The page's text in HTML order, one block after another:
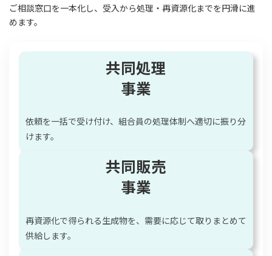
ご相談窓口を一本化し、受入から処理・再資源化までを円滑に進
めます。
共同処理
事業
依頼を一括で受け付け、組合員の処理体制へ適切に振り分
けます。
共同販売
事業
再資源化で得られる生成物を、需要に応じて取りまとめて
供給します。